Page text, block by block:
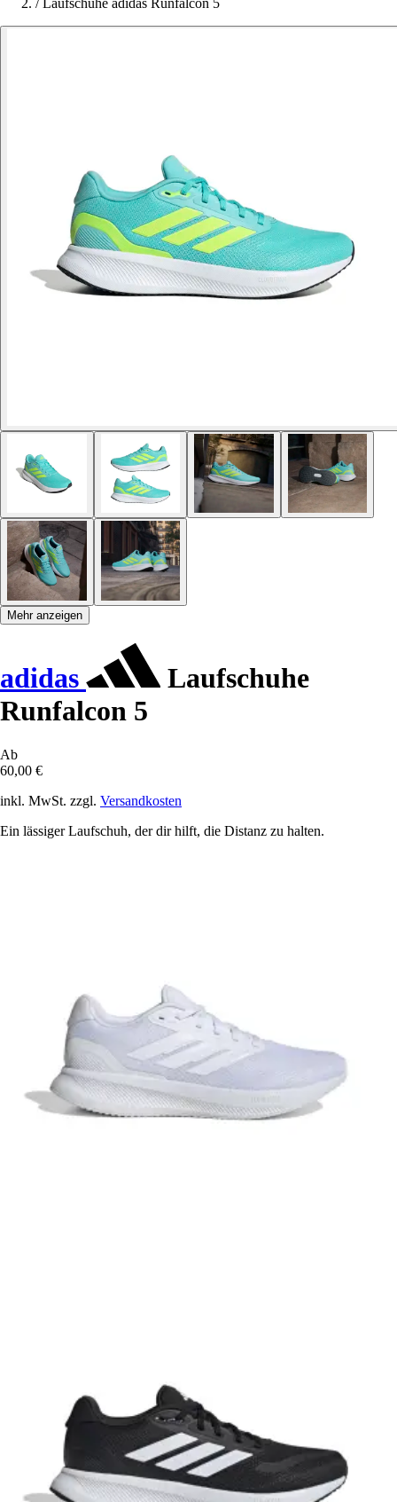
Mehr anzeigen
adidas
Laufschuhe
Runfalcon 5
Ab
60,00 €
inkl. MwSt. zzgl. Versandkosten
Ein lässiger Laufschuh, der dir hilft, die Distanz zu halten.